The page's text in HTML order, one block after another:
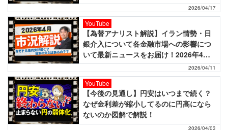
2026/04/17
YouTube
【為替アナリスト解説】イラン情勢・日
銀介入について各金融市場への影響につ
いて最新ニュースをお届け！2026年4月
のマーケットニュース！
2026/04/11
YouTube
【今後の見通し】円安はいつまで続く？
なぜ金利差が縮小してるのに円高になら
ないのか図解で解説！
2026/04/03